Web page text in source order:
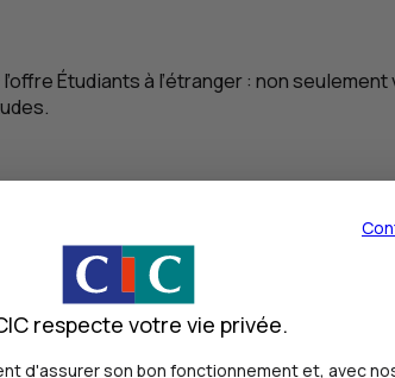
Étudiants à l’étranger : non
Maladie (
). Elle vous
respecte votre vie privée.
d'assurer son bon fonctionnement et, avec